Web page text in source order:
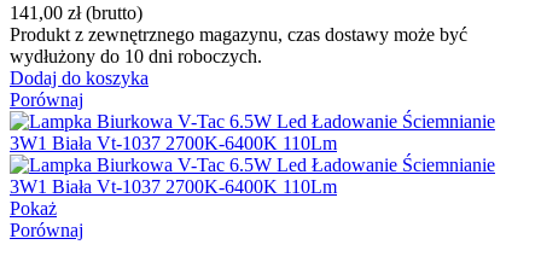
141,00 zł (brutto)
Produkt z zewnętrznego magazynu, czas dostawy może być
wydłużony do 10 dni roboczych.
Dodaj do koszyka
Porównaj
Pokaż
Porównaj